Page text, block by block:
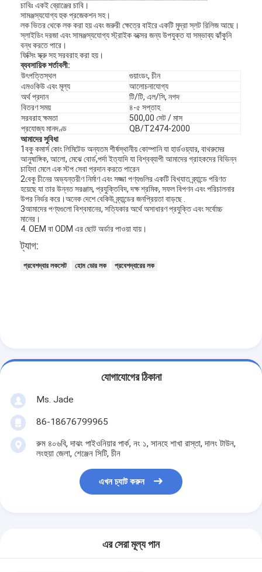
চাবিঃ একই ব্রোঞ্জের চাবি।
সামঞ্জস্যযোগ্য হুক প্রজেকশন সহ।
লক ভিতর থেকে লক করা হয় এবং জরুরী ক্ষেত্রে বাইরে একটি মুদ্রা স্লট রিলিজ আছে।
স্লাইডিং দরজা এবং সামঞ্জস্যযোগ্য স্ট্রাইক বক্সের জন্য উপযুক্ত যা সম্ভাব্য ঝাঁকুনি
বন্ধ করতে পারে।
ফিক্সিং স্ক্রু সহ সরবরাহ করা হয়।
ব্যবসায়িক শর্তাবলী:
উৎপত্তিস্থল
গুয়াংডং, চীন
এমওকিউ এবং মূল্য
আলোচনাযোগ্য
অর্থ প্রদান
টি/টি, এল/সি, নগদ
বিতরণ সময়
৪-৫ সপ্তাহ
সরবরাহ ক্ষমতা
500,00 সেট / মাস
প্রযোজ্য মানদণ্ড
QB/T2474-2000
আমাদের সুবিধা
1বকু কমার্স কোং লিমিটেড অন্যতম শীর্ষস্থানীয় কোম্পানি যা হার্ডওয়্যার, বাথরুমের
আনুষাঙ্গিক, আলো, মেঝে বোর্ড,পর্দা ইত্যাদি যা বিশ্বব্যাপী আমাদের গ্রাহকদের বিভিন্ন
চাহিদা মেলে এক স্টপ সেবা প্রদান করতে পারেন
2বেকু চীনের অভ্যন্তরীণ নির্মাণ এবং সজ্জা পণ্যগুলির একটি বিখ্যাত ব্র্যান্ডে পরিণত
হয়েছে যা তার উন্নত সরঞ্জাম, প্রযুক্তিবিদ, দক্ষ শ্রমিক, সফল বিপণন এবং পরিচালনার
উপর নির্ভর করে।অনেক দেশে বেকিউ ব্র্যান্ডের জনপ্রিয়তা বাড়ছে .
3আমাদের পণ্যগুলো বিশ্বমানের, সত্যিকার অর্থে অসাধারণ প্রযুক্তি এবং সর্বোচ্চ
মানের।
4. OEM বা ODM এর ছোট অর্ডার পাওয়া যায়।
ট্যাগ:
প্রবেশদ্বার লকসেট হোম ডোর লক প্রবেশদ্বারের লক
যোগাযোগের ঠিকানা
Ms. Jade
86-18676799965
রুম ৪০৬বি, দাঝং পাইওনিয়ার পার্ক, নং ১, সানহে শাখা রাস্তা, দালং টাউন,
লংহুয়া জেলা, শেঞ্জেন সিটি, চীন
এখন চ্যাট করুন
এর সেরা মূল্য পান